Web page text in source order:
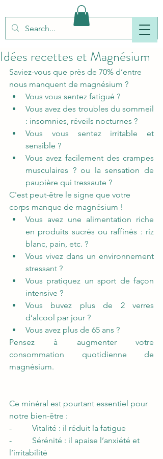
Idées recettes et Magnésium
Saviez-vous que près de 70% d’entre
nous manquent de magnésium ?
Vous vous sentez fatigué ?
Vous avez des troubles du sommeil
: insomnies, réveils nocturnes ?
Vous vous sentez irritable et
sensible ?
Vous avez facilement des crampes
musculaires ? ou la sensation de
paupière qui tressaute ?
C'est peut-être le signe que votre
corps manque de magnésium !
Vous avez une alimentation riche
en produits sucrés ou raffinés : riz
blanc, pain, etc. ?
Vous vivez dans un environnement
stressant ?
Vous pratiquez un sport de façon
intensive ?
Vous buvez plus de 2 verres
d’alcool par jour ?
Vous avez plus de 65 ans ?
Pensez à augmenter votre
consommation quotidienne de
magnésium.
Ce minéral est pourtant essentiel pour
notre bien-être :
-          Vitalité : il réduit la fatigue
-          Sérénité : il apaise l’anxiété et
l’irritabilité